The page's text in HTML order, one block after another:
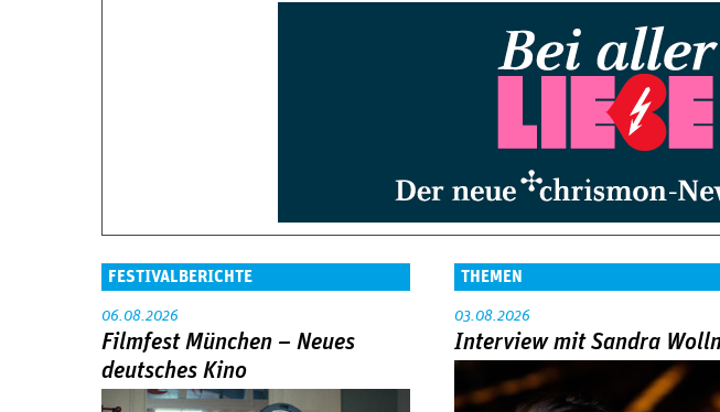
FESTIVALBERICHTE
06.08.2026
Filmfest München – Neues
deutsches Kino
THEMEN
03.08.2026
Interview mit Sandra